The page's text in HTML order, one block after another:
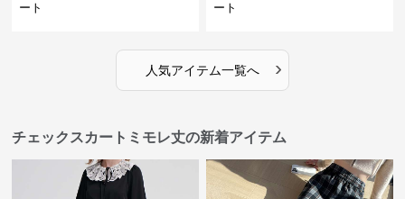
ート
ート
人気アイテム一覧へ ›
チェックスカートミモレ丈の新着アイテム